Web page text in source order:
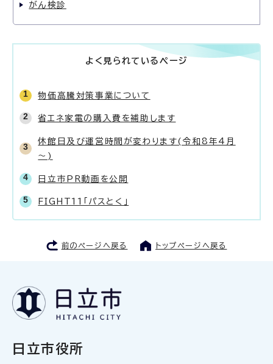
がん検診
よく見られているページ
物価高騰対策事業について
省エネ家電の購入費を補助します
休館日及び運営時間が変わります(令和8年4月
～)
日立市PR動画を公開
FIGHT11「パスとく」
前のページへ戻る トップページへ戻る
日立市役所